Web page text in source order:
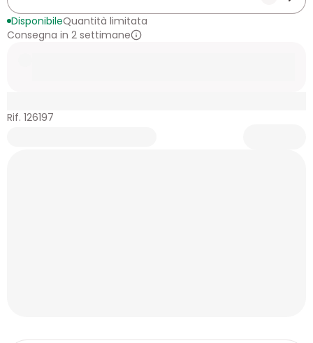
DisponibileQuantità limitata
Consegna in 2 settimane
Rif. 126197